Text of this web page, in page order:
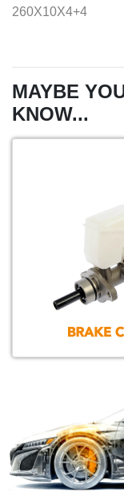
260X10X4+4
MAYBE
KNOW...